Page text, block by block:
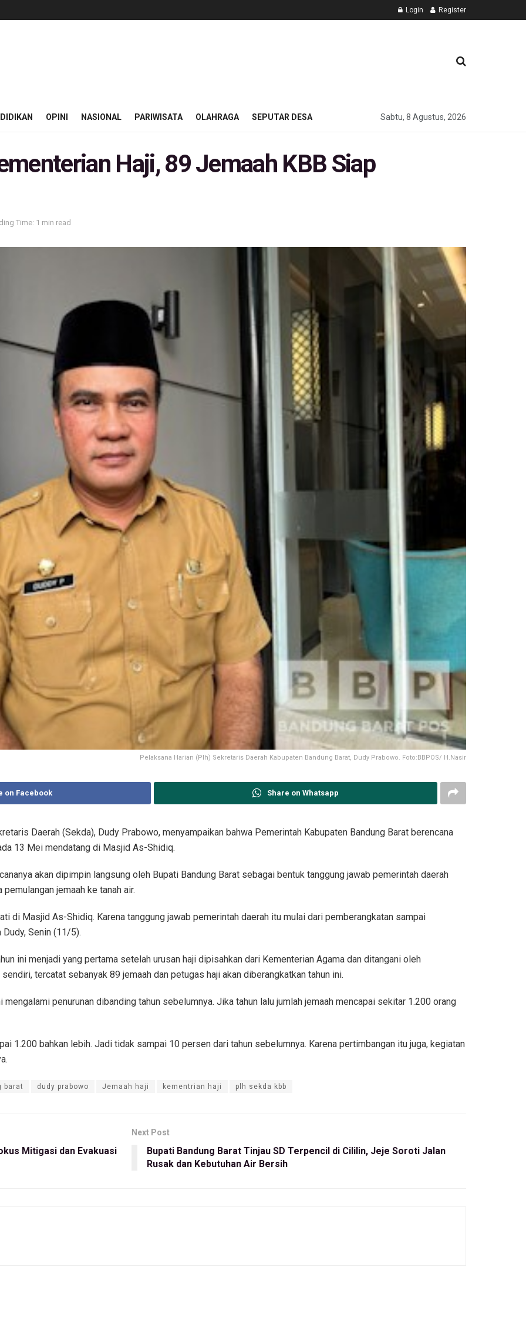
Login Register
OPINI NASIONAL PARIWISATA OLAHRAGA SEPUTAR DESA Sabtu, 8 Agustus, 2026
Haji, 89 Jemaah KBB Siap
Time: 1 min read
Pelaksana Harian (Plh) Sekretaris Daerah Kabupaten Bandung Barat, Dudy Prabowo. Foto:BBPOS/ H.Nasir
on Facebook Share on Whatsapp
Daerah (Sekda), Dudy Prabowo, menyampaikan bahwa Pemerintah Kabupaten Bandung Barat berencana
13 Mei mendatang di Masjid As-Shidiq.
akan dipimpin langsung oleh Bupati Bandung Barat sebagai bentuk tanggung jawab pemerintah daerah
jemaah ke tanah air.
di Masjid As-Shidiq. Karena tanggung jawab pemerintah daerah itu mulai dari pemberangkatan sampai
Dudy, Senin (11/5).
ini menjadi yang pertama setelah urusan haji dipisahkan dari Kementerian Agama dan ditangani oleh
tercatat sebanyak 89 jemaah dan petugas haji akan diberangkatkan tahun ini.
mengalami penurunan dibanding tahun sebelumnya. Jika tahun lalu jumlah jemaah mencapai sekitar 1.200 orang
1.200 bahkan lebih. Jadi tidak sampai 10 persen dari tahun sebelumnya. Karena pertimbangan itu juga, kegiatan
barat dudy prabowo Jemaah haji kementrian haji plh sekda kbb
Mitigasi dan Evakuasi
Next Post
Bupati Bandung Barat Tinjau SD Terpencil di Cililin, Jeje Soroti Jalan
Rusak dan Kebutuhan Air Bersih